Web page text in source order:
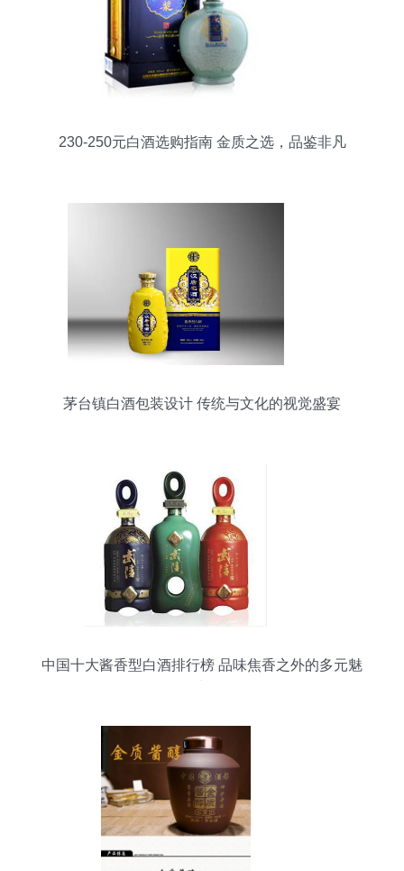
230-250元白酒选购指南 金质之选，品鉴非凡
茅台镇白酒包装设计 传统与文化的视觉盛宴
中国十大酱香型白酒排行榜 品味焦香之外的多元魅